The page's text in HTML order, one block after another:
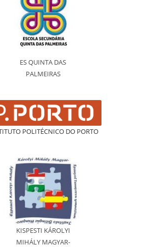
ES QUINTA DAS
PALMEIRAS
POLITÉCNICO DO PORTO
KISPESTI KÁROLYI
MIHÁLY MAGYAR-